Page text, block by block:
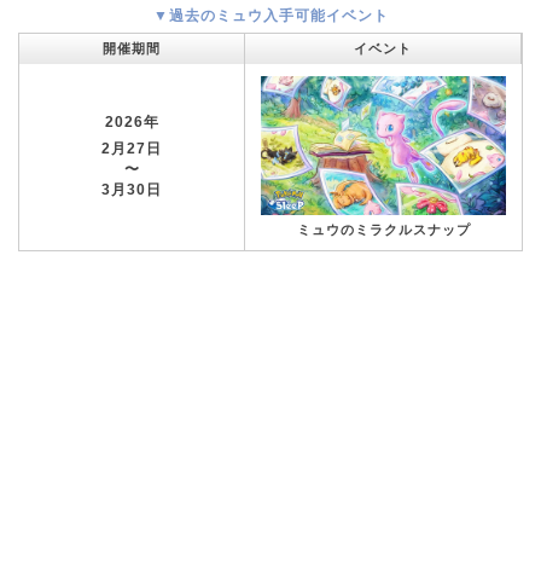
▼過去のミュウ入手可能イベント
開催期間 イベント
2026年
2月27日
〜
3月30日
ミュウのミラクルスナップ